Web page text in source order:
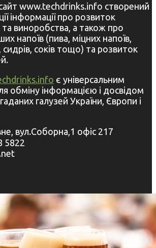
www.techdrinks.info створений
інформації про розвиток
та виноробства, а також про
напоїв (пива, міцних напоїв,
соків тощо) та розвиток
є універсальним
обміну інформацією і досвідом
галузей України, Європи і
вул.Соборна,1 офіс 217
5822